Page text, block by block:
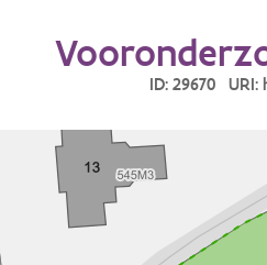
ID: 29670